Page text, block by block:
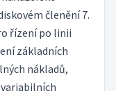
členění 7.
řízení po linii
základních
nákladů,